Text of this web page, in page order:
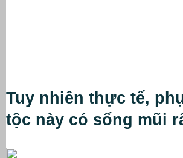
Tuy nhiên thực tế,
tộc này có sống mũi